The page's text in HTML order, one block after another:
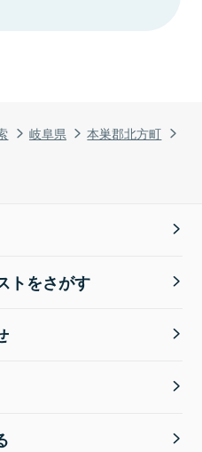
岐阜県
本巣郡北方町
トをさがす